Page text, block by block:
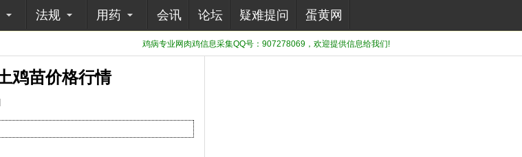
法规 用药 会讯 论坛 疑难提问 蛋黄网
鸡病专业网肉鸡信息采集QQ号：907278069，欢迎提供信息给我们!
鸡苗价格行情